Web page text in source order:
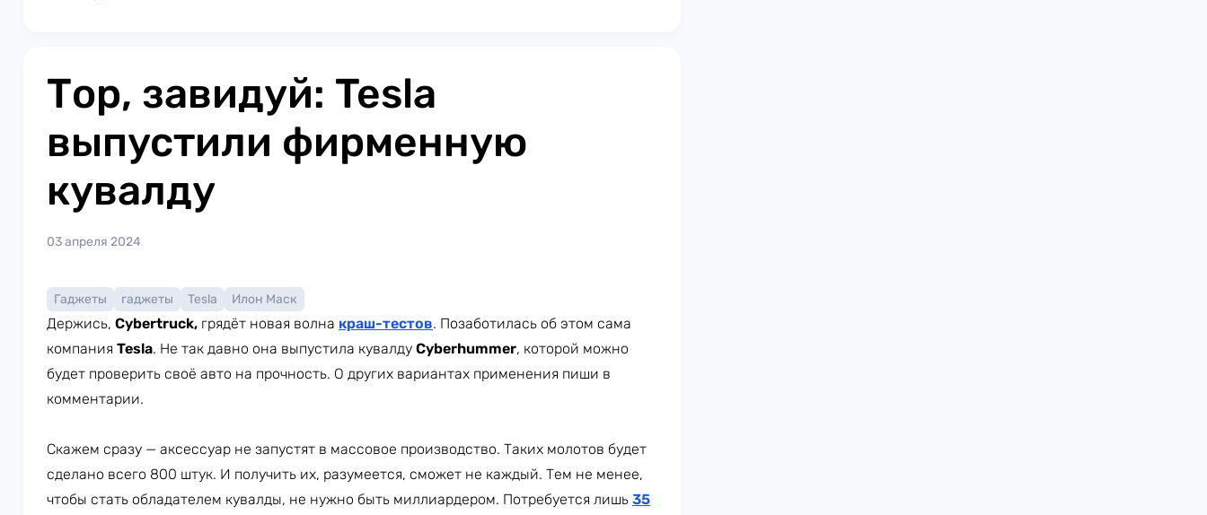
Тор, завидуй: Tesla
выпустили фирменную
кувалду
03 апреля 2024
Гаджеты гаджеты Tesla Илон Маск
Держись, Cybertruck, грядёт новая волна краш-тестов. Позаботилась об этом сама
компания Tesla. Не так давно она выпустила кувалду Cyberhummer, которой можно
будет проверить своё авто на прочность. О других вариантах применения пиши в
комментарии.
Скажем сразу — аксессуар не запустят в массовое производство. Таких молотов будет
сделано всего 800 штук. И получить их, разумеется, сможет не каждый. Тем не менее,
чтобы стать обладателем кувалды, не нужно быть миллиардером. Потребуется лишь 35